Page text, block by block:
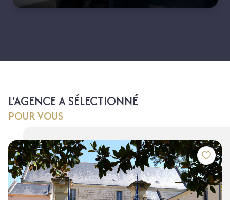
L'AGENCE A SÉLECTIONNÉ
POUR VOUS